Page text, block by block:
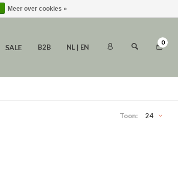
SALE B2B NL | EN
0
Toon: 24
Meer over cookies »